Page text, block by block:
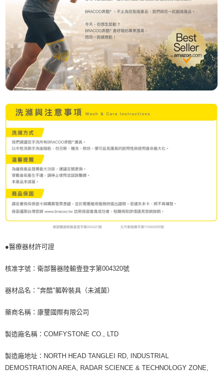
●醫療器材許可證
核准字號：衛部醫器陸輸壹登字第004320號
器材品名："奔酷"軀幹裝具（未滅菌）
藥商名稱：康璽國際有限公司
製造廠名稱：COMFYSTONE CO., LTD
製造廠地址：NORTH HEAD TANGLEI RD, INDUSTRIAL
DEMOSTRATION AREA, RADAR SCIENCE & TECHNOLOGY ZONE,